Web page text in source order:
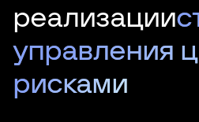
реализации
управления
рисками